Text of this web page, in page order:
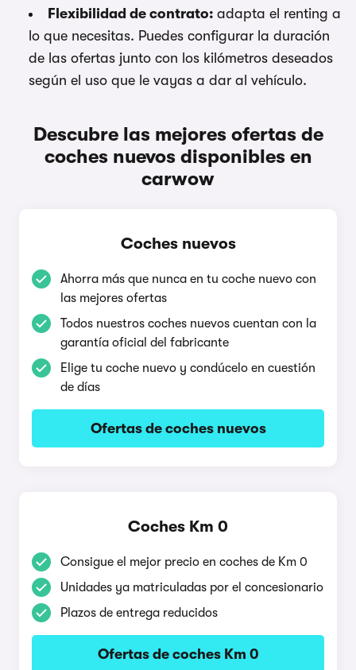
Flexibilidad de contrato: adapta el renting a
lo que necesitas. Puedes configurar la duración
de las ofertas junto con los kilómetros deseados
según el uso que le vayas a dar al vehículo.
Descubre las mejores ofertas de
coches nuevos disponibles en
carwow
Coches nuevos
Ahorra más que nunca en tu coche nuevo con
las mejores ofertas
Todos nuestros coches nuevos cuentan con la
garantía oficial del fabricante
Elige tu coche nuevo y condúcelo en cuestión
de días
Ofertas de coches nuevos
Coches Km 0
Consigue el mejor precio en coches de Km 0
Unidades ya matriculadas por el concesionario
Plazos de entrega reducidos
Ofertas de coches Km 0